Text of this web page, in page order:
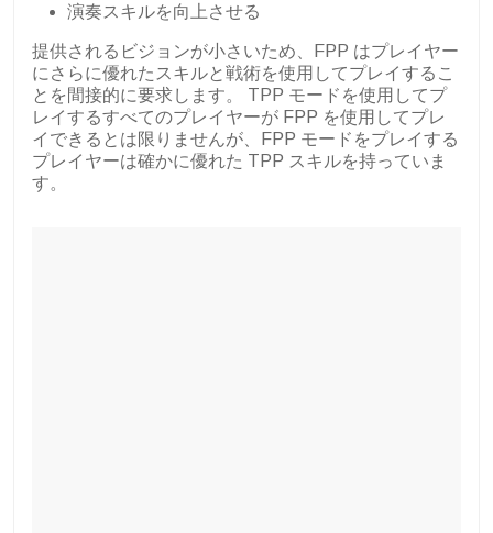
演奏スキルを向上させる
提供されるビジョンが小さいため、FPP はプレイヤー
にさらに優れたスキルと戦術を使用してプレイするこ
とを間接的に要求します。 TPP モードを使用してプ
レイするすべてのプレイヤーが FPP を使用してプレ
イできるとは限りませんが、FPP モードをプレイする
プレイヤーは確かに優れた TPP スキルを持っていま
す。